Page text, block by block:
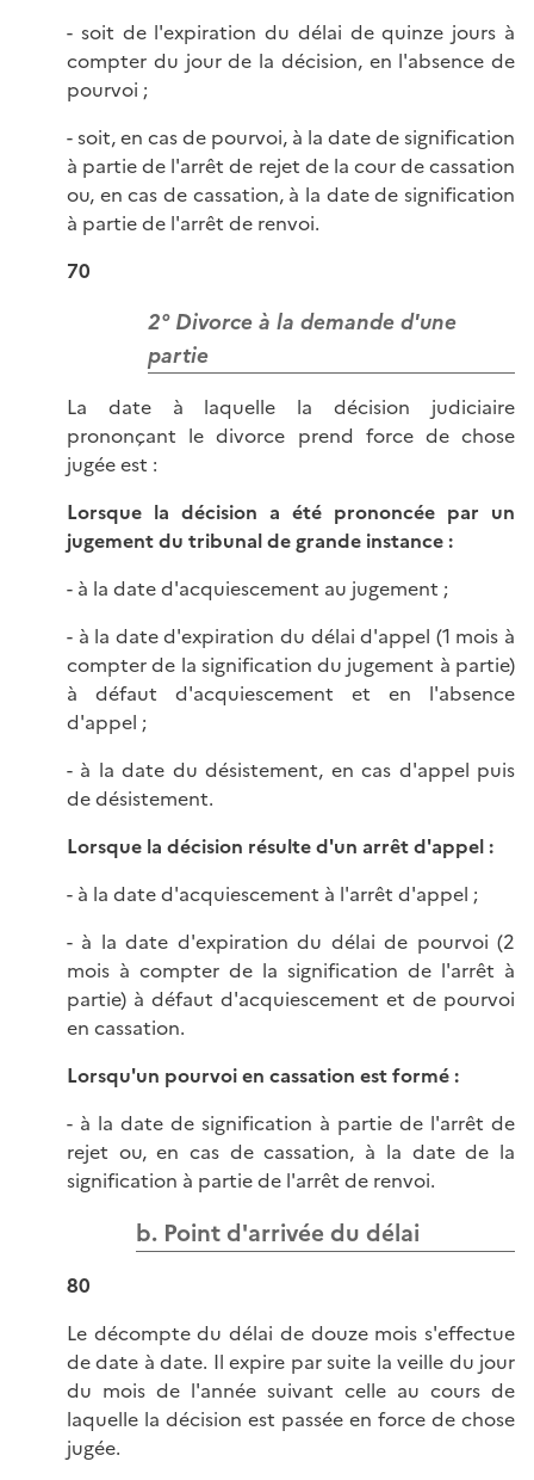
- soit de l'expiration du délai de quinze jours à
compter du jour de la décision, en l'absence de
pourvoi ;
- soit, en cas de pourvoi, à la date de signification
à partie de l'arrêt de rejet de la cour de cassation
ou, en cas de cassation, à la date de signification
à partie de l'arrêt de renvoi.
70
2° Divorce à la demande d'une
partie
La date à laquelle la décision judiciaire
prononçant le divorce prend force de chose
jugée est :
Lorsque la décision a été prononcée par un
jugement du tribunal de grande instance :
- à la date d'acquiescement au jugement ;
- à la date d'expiration du délai d'appel (1 mois à
compter de la signification du jugement à partie)
à défaut d'acquiescement et en l'absence
d'appel ;
- à la date du désistement, en cas d'appel puis
de désistement.
Lorsque la décision résulte d'un arrêt d'appel :
- à la date d'acquiescement à l'arrêt d'appel ;
- à la date d'expiration du délai de pourvoi (2
mois à compter de la signification de l'arrêt à
partie) à défaut d'acquiescement et de pourvoi
en cassation.
Lorsqu'un pourvoi en cassation est formé :
- à la date de signification à partie de l'arrêt de
rejet ou, en cas de cassation, à la date de la
signification à partie de l'arrêt de renvoi.
b. Point d'arrivée du délai
80
Le décompte du délai de douze mois s'effectue
de date à date. Il expire par suite la veille du jour
du mois de l'année suivant celle au cours de
laquelle la décision est passée en force de chose
jugée.